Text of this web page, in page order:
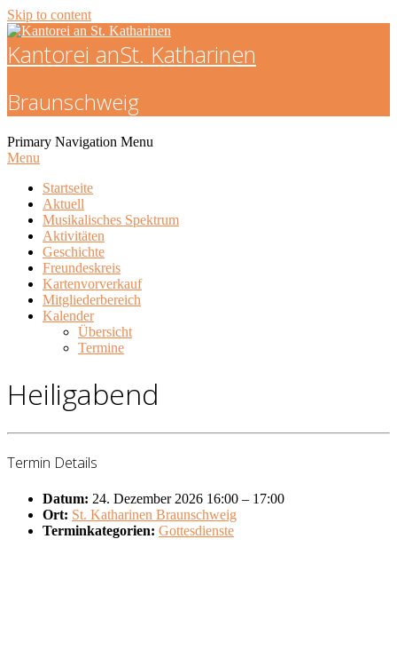
Skip to content
Kantorei anSt. Katharinen
Braunschweig
Primary Navigation Menu
Menu
Startseite
Aktuell
Musikalisches Spektrum
Aktivitäten
Geschichte
Freundeskreis
Kartenvorverkauf
Mitgliederbereich
Kalender
Übersicht
Termine
Heiligabend
Termin Details
Datum: 24. Dezember 2026 16:00 – 17:00
Ort: St. Katharinen Braunschweig
Terminkategorien: Gottesdienste